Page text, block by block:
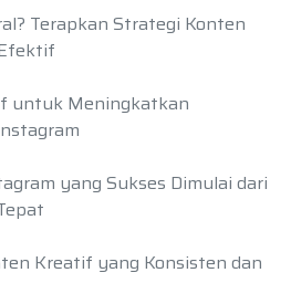
Terapkan Strategi Konten
untuk Meningkatkan
yang Sukses Dimulai dari
Kreatif yang Konsisten dan